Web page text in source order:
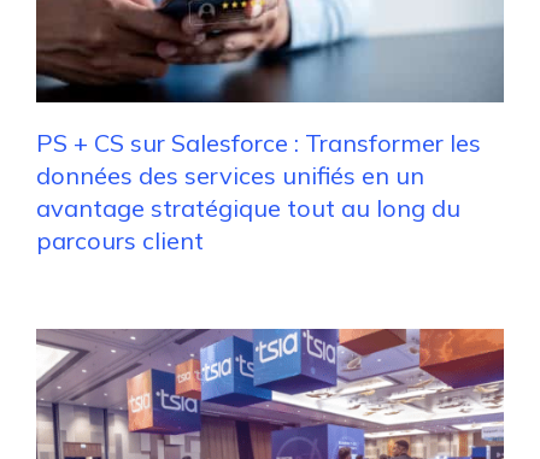
PS + CS sur Salesforce : Transformer les
données des services unifiés en un
avantage stratégique tout au long du
parcours client